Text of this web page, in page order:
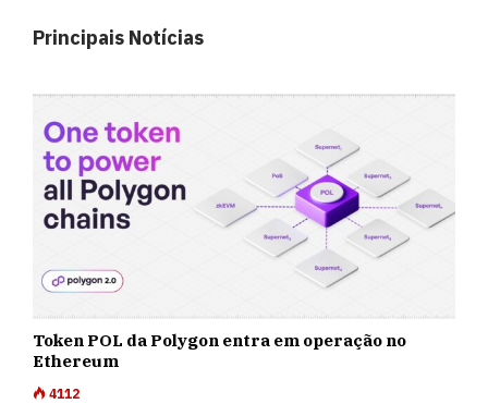
Principais Notícias
Token POL da Polygon entra em operação no
Ethereum
4112